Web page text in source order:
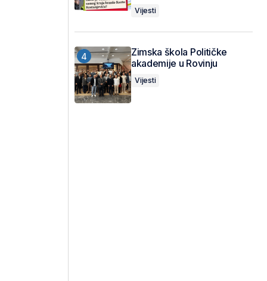
Vijesti
Zimska škola Političke
akademije u Rovinju
Vijesti